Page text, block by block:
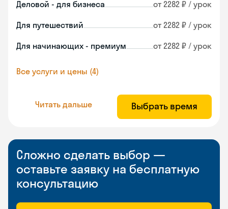
Деловой - для бизнеса от 2282 ₽ / урок
Для путешествий от 2282 ₽ / урок
Для начинающих - премиум от 2282 ₽ / урок
Все услуги и цены (4)
Читать дальше Выбрать время
Сложно сделать выбор —
оставьте заявку на бесплатную
консультацию